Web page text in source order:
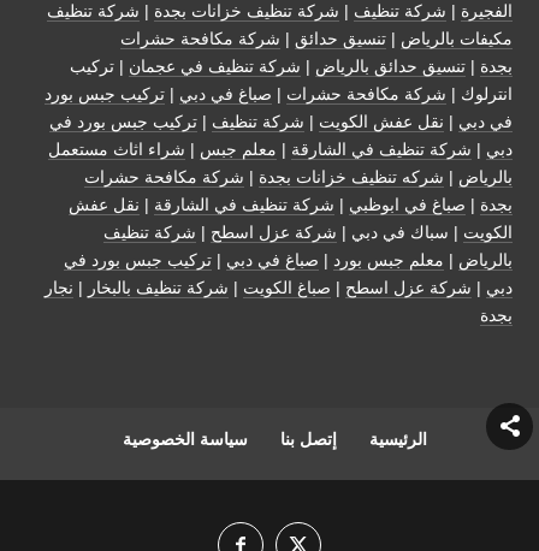
الفجيرة | شركة تنظيف | شركة تنظيف خزانات بجدة | شركة تنظيف
مكيفات بالرياض | تنسيق حدائق | شركة مكافحة حشرات
بجدة | تنسيق حدائق بالرياض | شركة تنظيف في عجمان | تركيب
انترلوك | شركة مكافحة حشرات | صباغ في دبي | تركيب جبس بورد
في دبي | نقل عفش الكويت | شركة تنظيف | تركيب جبس بورد في
دبي | شركة تنظيف في الشارقة | معلم جبس | شراء اثاث مستعمل
بالرياض | شركه تنظيف خزانات بجدة | شركة مكافحة حشرات
بجدة | صباغ في ابوظبي | شركة تنظيف في الشارقة | نقل عفش
الكويت | سباك في دبي | شركة عزل اسطح | شركة تنظيف
بالرياض | معلم جبس بورد | صباغ في دبي | تركيب جبس بورد في
دبي | شركة عزل اسطح | صباغ الكويت | شركة تنظيف بالبخار | نجار
بجدة
الرئيسية إتصل بنا سياسة الخصوصية